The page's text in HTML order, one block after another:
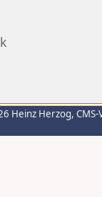
Heinz Herzog,